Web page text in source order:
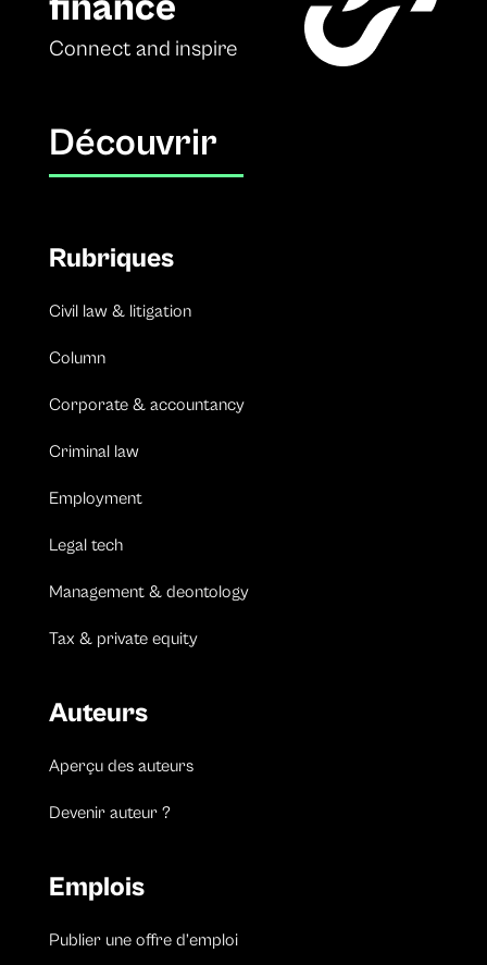
Connect and inspire
Découvrir
Rubriques
Civil law & litigation
Column
Corporate & accountancy
Criminal law
Employment
Legal tech
Management & deontology
Tax & private equity
Auteurs
Aperçu des auteurs
Devenir auteur ?
Emplois
Publier une offre d’emploi